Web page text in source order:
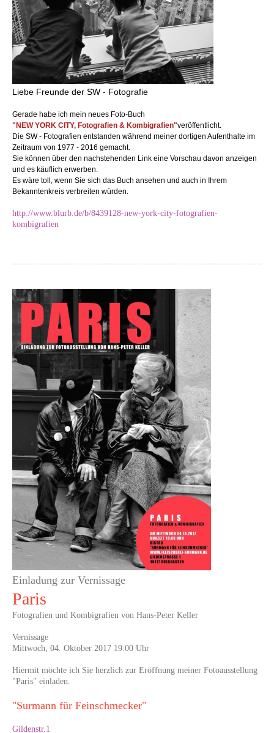
Liebe Freunde der SW - Fotografie
Gerade habe ich mein neues Foto-Buch
"NEW YORK CITY, Fotografien & Kombigrafien"veröffentlicht.
Die SW - Fotografien entstanden während meiner dortigen Aufenthalte im
Zeitraum von 1977 - 2016 gemacht.
Sie können über den nachstehenden Link eine Vorschau davon anzeigen
und es käuflich erwerben.
Es wäre toll, wenn Sie sich das Buch ansehen und auch in Ihrem
Bekanntenkreis verbreiten würden.
http://www.blurb.de/b/8439128-new-york-city-fotografien-
kombigrafien
Einladung zur Vernissage
Paris
Fotografien und Kombigrafien von Hans-Peter Keller
Vernissage
Mittwoch, 04. Oktober 2017 19:00 Uhr
Hiermit möchte ich Sie herzlich zur Eröffnung meiner Fotoausstellung
"Paris" einladen.
"Surmann für Feinschmecker"
Gildenstr.1